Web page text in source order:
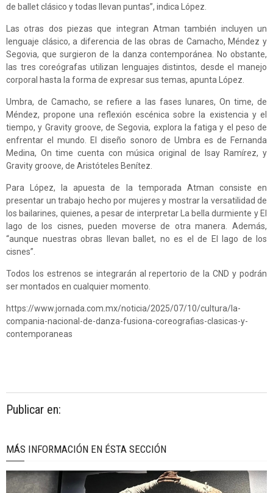
de ballet clásico y todas llevan puntas”, indica López.
Las otras dos piezas que integran Atman también incluyen un
lenguaje clásico, a diferencia de las obras de Camacho, Méndez y
Segovia, que surgieron de la danza contemporánea. No obstante,
las tres coreógrafas utilizan lenguajes distintos, desde el manejo
corporal hasta la forma de expresar sus temas, apunta López.
Umbra, de Camacho, se refiere a las fases lunares, On time, de
Méndez, propone una reflexión escénica sobre la existencia y el
tiempo, y Gravity groove, de Segovia, explora la fatiga y el peso de
enfrentar el mundo. El diseño sonoro de Umbra es de Fernanda
Medina, On time cuenta con música original de Isay Ramírez, y
Gravity groove, de Aristóteles Benítez.
Para López, la apuesta de la temporada Atman consiste en
presentar un trabajo hecho por mujeres y mostrar la versatilidad de
los bailarines, quienes, a pesar de interpretar La bella durmiente y El
lago de los cisnes, pueden moverse de otra manera. Además,
“aunque nuestras obras llevan ballet, no es el de El lago de los
cisnes”.
Todos los estrenos se integrarán al repertorio de la CND y podrán
ser montados en cualquier momento.
https://www.jornada.com.mx/noticia/2025/07/10/cultura/la-
compania-nacional-de-danza-fusiona-coreografias-clasicas-y-
contemporaneas
Publicar en:
MÁS INFORMACIÓN EN ÉSTA SECCIÓN